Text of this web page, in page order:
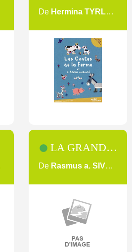
De Hermina TYRLOVA
LA GRANDE COURSE AU FROMAGE
De Rasmus a. SIVERTSEN